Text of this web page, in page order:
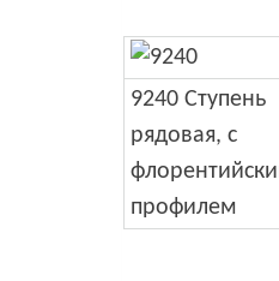
9240 Ступень
рядовая, с
профилем